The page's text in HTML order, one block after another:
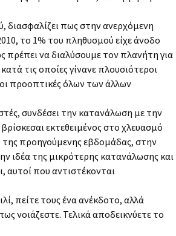
διασφαλίζει πως στην ανερχόμενη
το 1% του πληθυσμού είχε άνοδο
πρέπει να διαλύσουμε τον πλανήτη για
τις οποίες γίνανε πλουσιότεροι
προοπτικές όλων των άλλων
συνδέσει την κατανάλωση με την
εκτεθειμένος στο χλευασμό
της προηγούμενης εβδομάδας, στην
ιδέα της μικρότερης κατανάλωσης και
αυτοί που αντιστέκονται
πείτε τους ένα ανέκδοτο, αλλά
νοιάζεστε. Τελικά αποδεικνύετε το